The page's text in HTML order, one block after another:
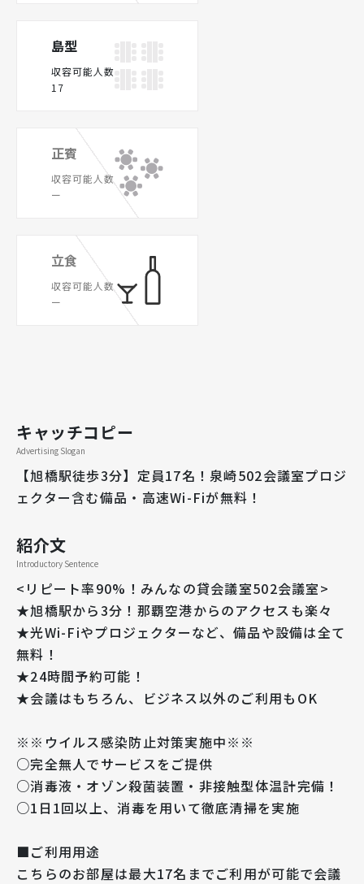
島型
収容可能人数
17
正賓
収容可能人数
ー
立食
収容可能人数
ー
キャッチコピー
Advertising Slogan
【旭橋駅徒歩3分】定員17名！泉崎502会議室プロジ
ェクター含む備品・高速Wi-Fiが無料！
紹介文
Introductory Sentence
<リピート率90%！みんなの貸会議室502会議室>
★旭橋駅から3分！那覇空港からのアクセスも楽々
★光Wi-Fiやプロジェクターなど、備品や設備は全て
無料！
★24時間予約可能！
★会議はもちろん、ビジネス以外のご利用もOK
※※ウイルス感染防止対策実施中※※
○完全無人でサービスをご提供
○消毒液・オゾン殺菌装置・非接触型体温計完備！
○1日1回以上、消毒を用いて徹底清掃を実施
■ご利用用途
こちらのお部屋は最大17名までご利用が可能で会議